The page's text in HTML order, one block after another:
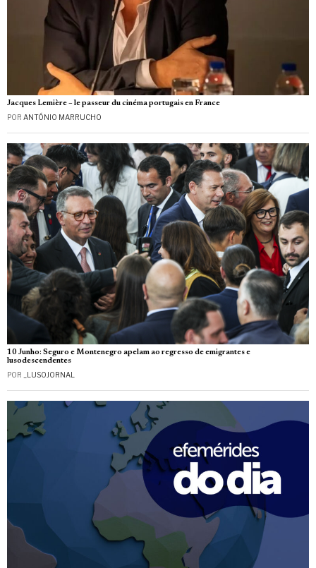
Jacques Lemière – le passeur du cinéma portugais en France
POR ANTÓNIO MARRUCHO
10 Junho: Seguro e Montenegro apelam ao regresso de emigrantes e
lusodescendentes
POR _LUSOJORNAL